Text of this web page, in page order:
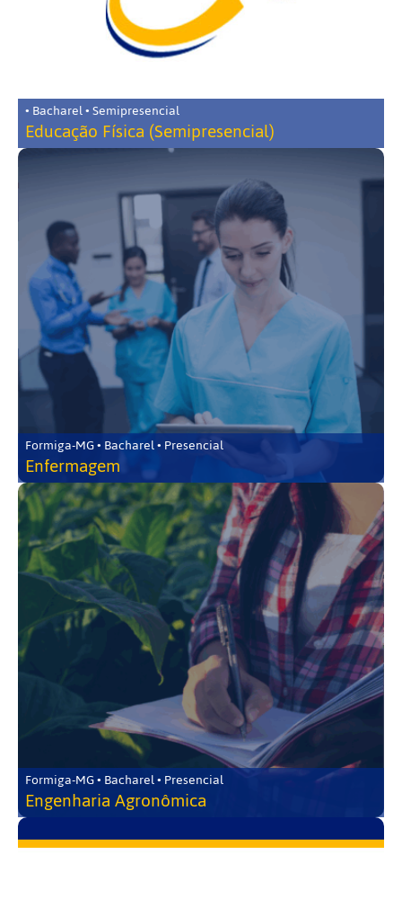
• Bacharel • Semipresencial
Educação Física (Semipresencial)
Formiga-MG • Bacharel • Presencial
Enfermagem
Formiga-MG • Bacharel • Presencial
Engenharia Agronômica